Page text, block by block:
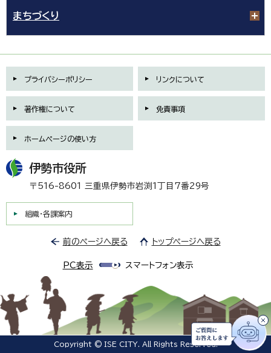
まちづくり
プライバシーポリシー リンクについて
著作権について 免責事項
ホームページの使い方
伊勢市役所
〒516-8601 三重県伊勢市岩渕1丁目7番29号
組織・各課案内
前のページへ戻る トップページへ戻る
PC表示 スマートフォン表示
Copyright © ISE CITY. All Rights Reserved.